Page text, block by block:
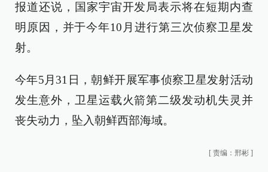
报道还说，国家宇宙开发局表示将在短期内查
明原因，并于今年10月进行第三次侦察卫星发
射。
今年5月31日，朝鲜开展军事侦察卫星发射活动
发生意外，卫星运载火箭第二级发动机失灵并
丧失动力，坠入朝鲜西部海域。
[ 责编：邢彬 ]